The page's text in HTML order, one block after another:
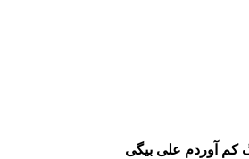
کم آوردم علی بیگی